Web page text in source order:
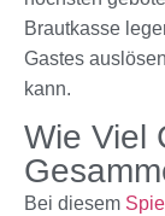
Brautkasse
Gastes
kann.
Wie Viel
Bei diesem Spiel